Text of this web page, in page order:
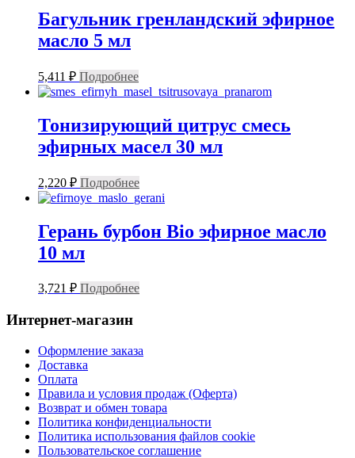
Багульник гренландский эфирное
масло 5 мл
5,411 ₽ Подробнее
Тонизирующий цитрус смесь
эфирных масел 30 мл
2,220 ₽ Подробнее
Герань бурбон Bio эфирное масло
10 мл
3,721 ₽ Подробнее
Интернет-магазин
Оформление заказа
Доставка
Оплата
Правила и условия продаж (Оферта)
Возврат и обмен товара
Политика конфиденциальности
Политика использования файлов cookie
Пользовательское соглашение